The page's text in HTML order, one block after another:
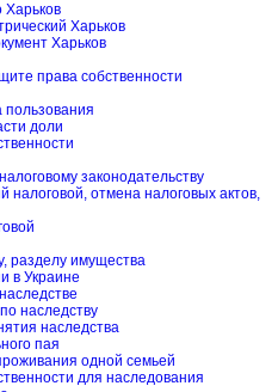
Харьков
Харьков
Харьков
права собственности
доли
законодательству
налоговой, отмена налоговых актов,
разделу имущества
в Украине
наследству
наследства
пая
одной семьей
для наследования